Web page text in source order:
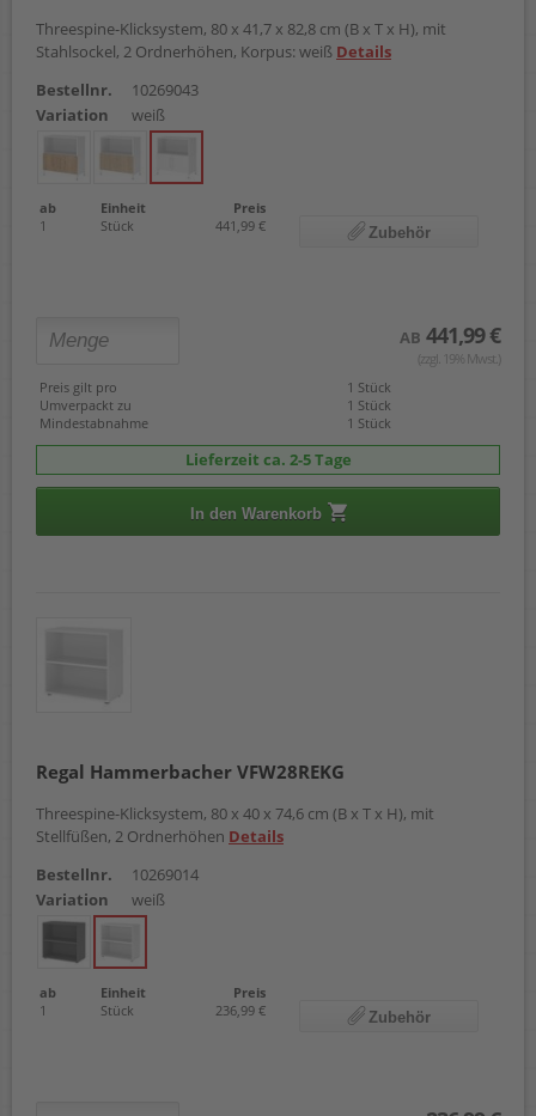
Threespine-Klicksystem, 80 x 41,7 x 82,8 cm (B x T x H), mit
Stahlsockel, 2 Ordnerhöhen, Korpus: weiß Details
Bestellnr.
10269043
Variation
weiß
ab Einheit
Preis
1
Stück 441,99 € Zubehör
AB 441,99 €
(zzgl. 19% Mwst.)
Preis gilt pro
1 Stück
Umverpackt zu
1 Stück
Mindestabnahme
1 Stück
Lieferzeit ca. 2-5 Tage
In den Warenkorb
Regal Hammerbacher VFW28REKG
Threespine-Klicksystem, 80 x 40 x 74,6 cm (B x T x H), mit
Stellfüßen, 2 Ordnerhöhen Details
Bestellnr.
10269014
Variation
weiß
ab Einheit
Preis
1
Stück 236,99 € Zubehör